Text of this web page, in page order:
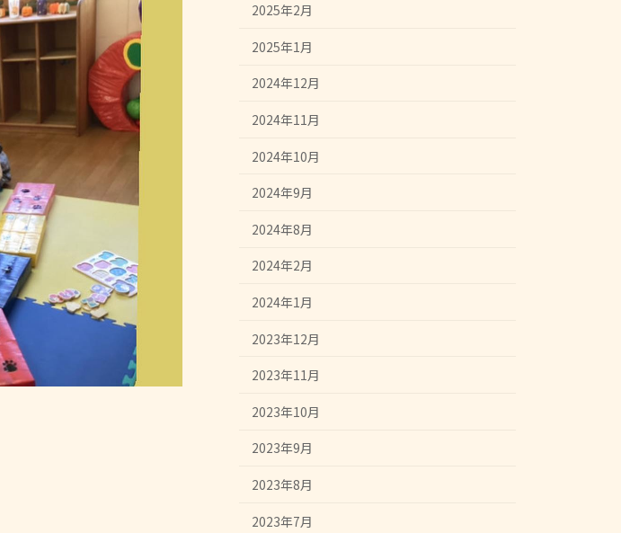
2025年2月
2025年1月
2024年12月
2024年11月
2024年10月
2024年9月
2024年8月
2024年2月
2024年1月
2023年12月
2023年11月
2023年10月
2023年9月
2023年8月
2023年7月